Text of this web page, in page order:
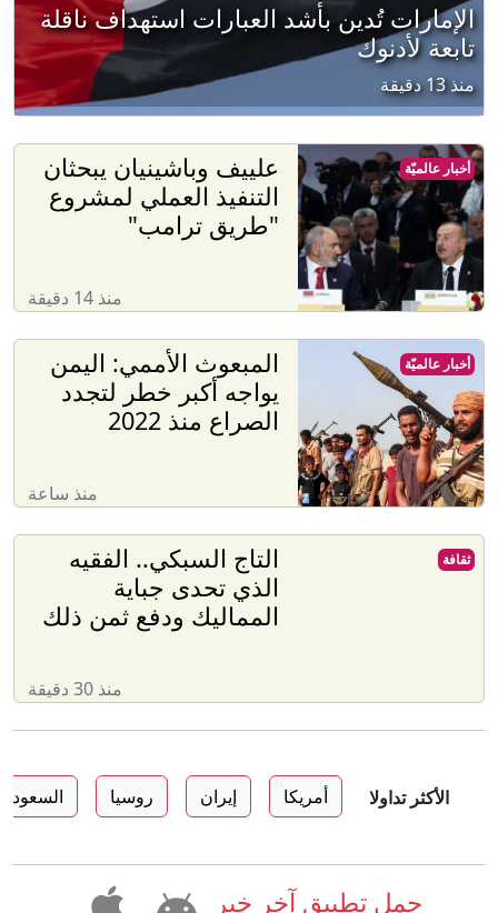
الإمارات تُدين بأشد العبارات استهداف ناقلة
تابعة لأدنوك
منذ 13 دقيقة
علييف وباشينيان يبحثان
التنفيذ العملي لمشروع
"طريق ترامب"
منذ 14 دقيقة
أخبار عالميّة
المبعوث الأممي: اليمن
يواجه أكبر خطر لتجدد
الصراع منذ 2022
منذ ساعة
أخبار عالميّة
التاج السبكي.. الفقيه
الذي تحدى جباية
المماليك ودفع ثمن ذلك
منذ 30 دقيقة
ثقافة
الأكثر تداولا أمريكا إيران روسيا
حمل تطبيق آخر خبر